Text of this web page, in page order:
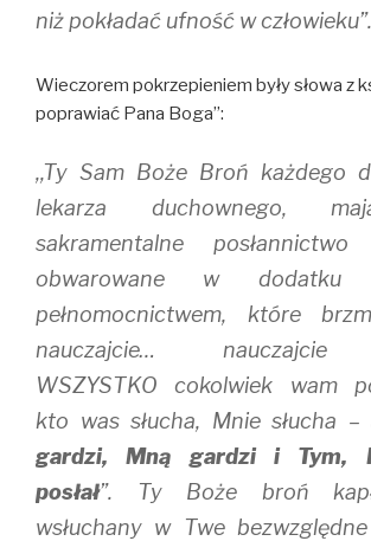
niż pokładać ufność w człowieku”.
Wieczorem pokrzepieniem były słowa z
poprawiać Pana Boga”:
,,Ty Sam Boże Broń każdego
lekarza duchownego,
sakramentalne
obwarowane w
pełnomocnictwem, które
nauczajcie… nauczajcie
WSZYSTKO cokolwiek wam
kto was słucha, Mnie słucha –
gardzi, Mną gardzi i Tym,
posłał”. Ty Boże broń
wsłuchany w Twe